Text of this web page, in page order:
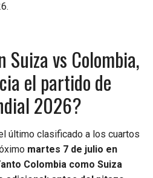
Suiza vs Colombia,
el partido de
2026?
último clasificado a los cuartos
martes 7 de julio en
Colombia como Suiza